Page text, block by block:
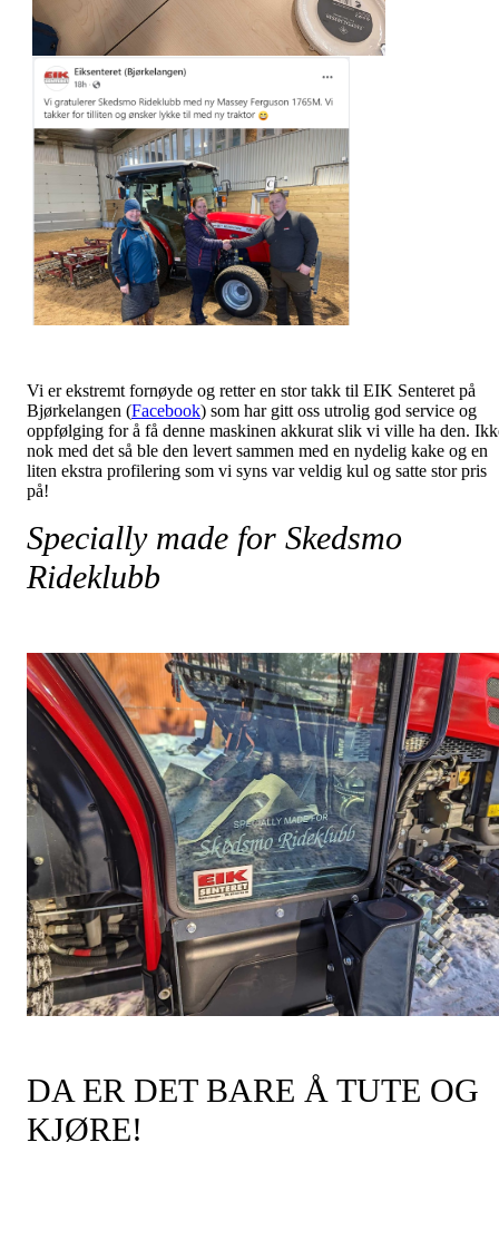
Vi er ekstremt fornøyde og retter en stor takk til EIK Senteret på
Bjørkelangen (Facebook) som har gitt oss utrolig god service og
oppfølging for å få denne maskinen akkurat slik vi ville ha den.
nok med det så ble den levert sammen med en nydelig kake og en
liten ekstra profilering som vi syns var veldig kul og satte stor pris
på!
Specially made for Skedsmo
Rideklubb
DA ER DET BARE Å TUTE OG
KJØRE!